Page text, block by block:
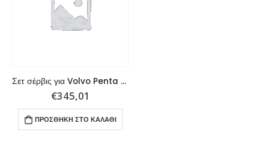
Σετ σέρβις για Volvo Penta D4 σειράς, αντικαθιστά τους εργοστασιακούς κωδικούς: 21704968, 21198342
€345,01
ΠΡΟΣΘΉΚΗ ΣΤΟ ΚΑΛΆΘΙ